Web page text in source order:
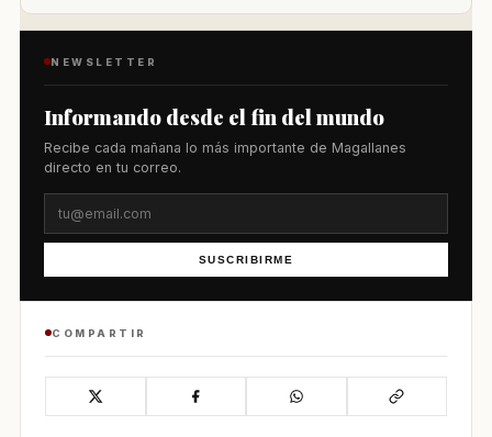
NEWSLETTER
Informando desde el fin del mundo
Recibe cada mañana lo más importante de Magallanes
directo en tu correo.
SUSCRIBIRME
COMPARTIR